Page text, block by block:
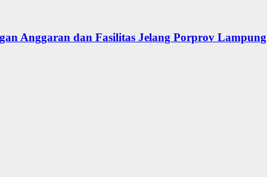
Anggaran dan Fasilitas Jelang Porprov Lampung